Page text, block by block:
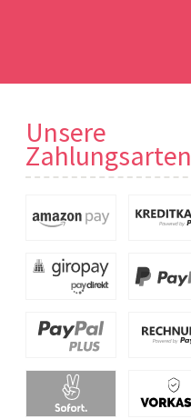
Unsere
Zahlungsarten